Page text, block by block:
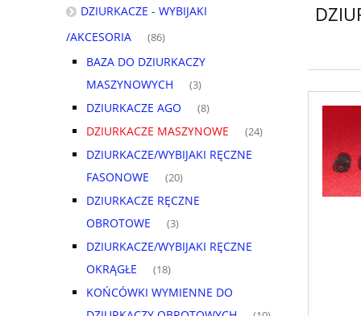
DZIURKACZE - WYBIJAKI
/AKCESORIA
(86)
BAZA DO DZIURKACZY
MASZYNOWYCH
(3)
DZIURKACZE AGO (8)
DZIURKACZE MASZYNOWE (24)
DZIURKACZE/WYBIJAKI RĘCZNE
FASONOWE
(20)
DZIURKACZE RĘCZNE
OBROTOWE
(3)
DZIURKACZE/WYBIJAKI RĘCZNE
OKRĄGŁE
(18)
KOŃCÓWKI WYMIENNE DO